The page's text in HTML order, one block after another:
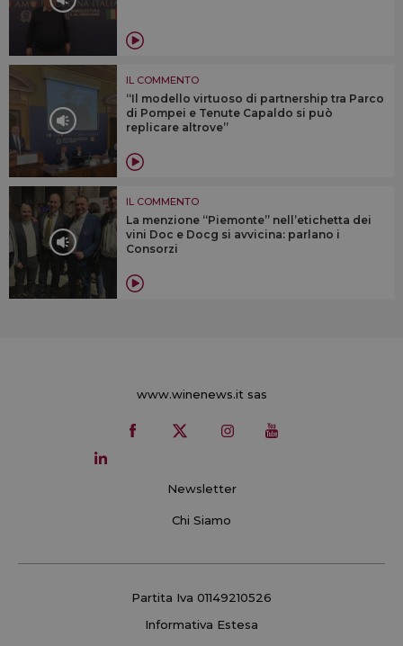
IL COMMENTO
“Il modello virtuoso di partnership tra Parco
di Pompei e Tenute Capaldo si può
replicare altrove”
IL COMMENTO
La menzione “Piemonte” nell’etichetta dei
vini Doc e Docg si avvicina: parlano i
Consorzi
www.winenews.it sas
Newsletter
Chi Siamo
Partita Iva 01149210526
Informativa Estesa